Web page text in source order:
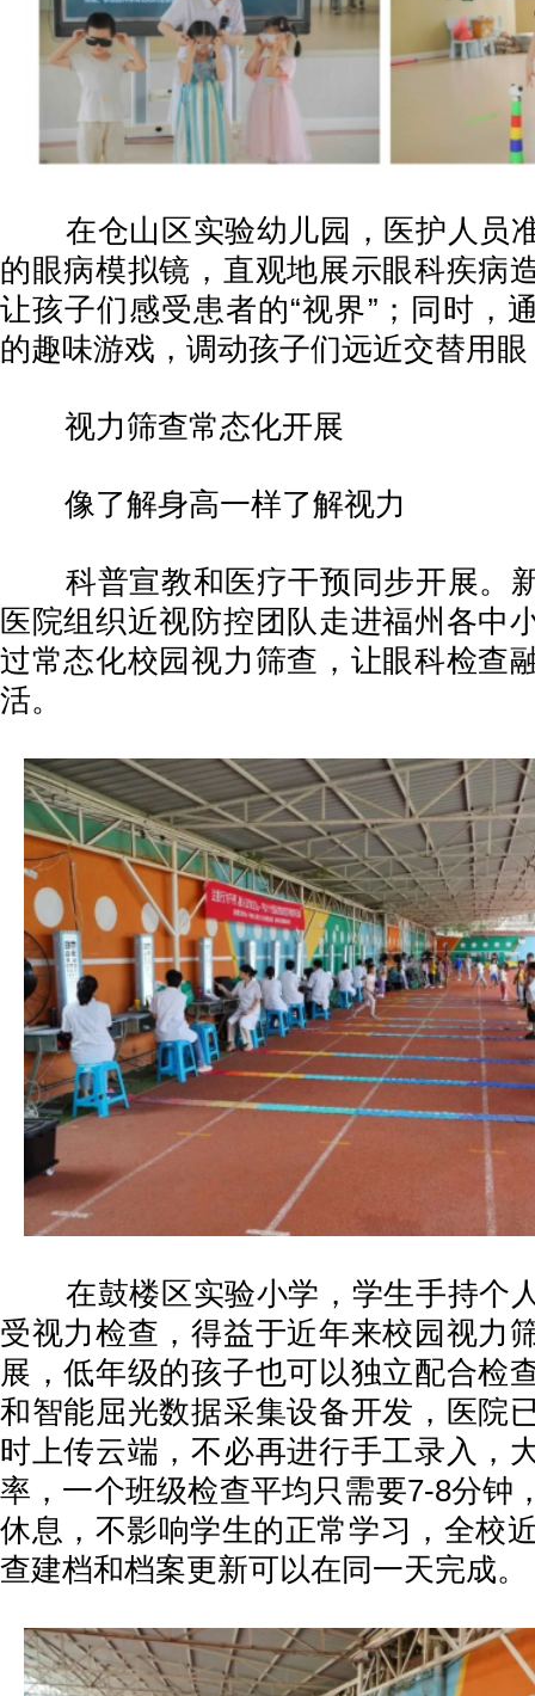
在仓山区实验幼儿园，医护人员
的眼病模拟镜，直观地展示眼科疾病
让孩子们感受患者的“视界”；同时，
的趣味游戏，调动孩子们远近交替用
视力筛查常态化开展
像了解身高一样了解视力
科普宣教和医疗干预同步开展。
医院组织近视防控团队走进福州各中
过常态化校园视力筛查，让眼科检查
活。
在鼓楼区实验小学，学生手持个
受视力检查，得益于近年来校园视力
展，低年级的孩子也可以独立配合检
和智能屈光数据采集设备开发，医院
时上传云端，不必再进行手工录入，
率，一个班级检查平均只需要7-8分钟
休息，不影响学生的正常学习，全校
查建档和档案更新可以在同一天完成。